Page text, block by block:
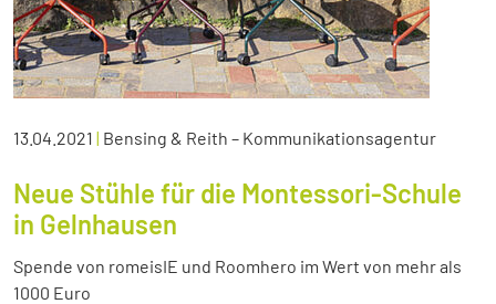
13.04.2021 | Bensing & Reith – Kommunikationsagentur
Neue Stühle für die Montessori-Schule
in Gelnhausen
Spende von romeisIE und Roomhero im Wert von mehr als
1000 Euro